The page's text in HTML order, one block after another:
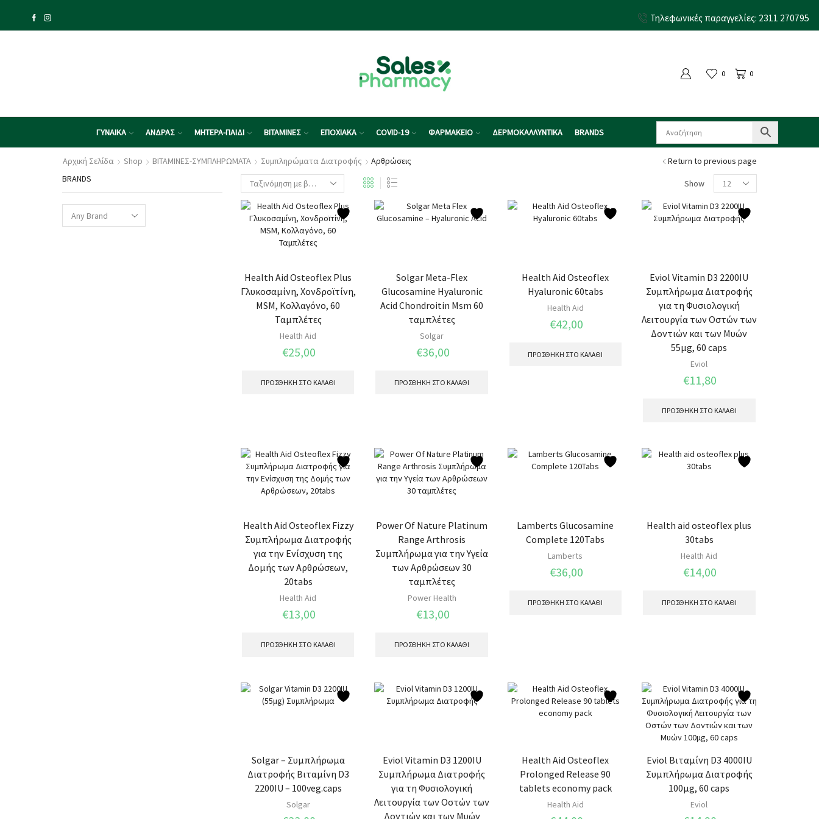
Τηλεφωνικές παραγγελίες: 2311 270795
0 0
ΓΥΝΑΙΚΑ ΑΝΔΡΑΣ ΜΗΤΕΡΑ-ΠΑΙΔΙ ΒΙΤΑΜΙΝΕΣ ΕΠΟΧΙΑΚΑ COVID-19 ΦΑΡΜΑΚΕΙΟ ΔΕΡΜΟΚΑΛΛΥΝΤΙΚΑ BRANDS
Αρχική Σελίδα Shop ΒΙΤΑΜΙΝΕΣ-ΣΥΜΠΛΗΡΩΜΑΤΑ Συμπληρώματα Διατροφής Αρθρώσεις Return to previous page
Show
Health Aid Osteoflex Plus
Γλυκοσαμίνη, Χονδροϊτίνη,
MSM, Κολλαγόνο, 60
Ταμπλέτες
Health Aid
€25,00
ΠΡΟΣΘΉΚΗ ΣΤΟ ΚΑΛΆΘΙ
Solgar Meta-Flex
Glucosamine Hyaluronic
Acid Chondroitin Msm 60
ταμπλέτες
Solgar
€36,00
ΠΡΟΣΘΉΚΗ ΣΤΟ ΚΑΛΆΘΙ
Health Aid Osteoflex
Hyaluronic 60tabs
Health Aid
€42,00
ΠΡΟΣΘΉΚΗ ΣΤΟ ΚΑΛΆΘΙ
Eviol Vitamin D3 2200IU
Συμπλήρωμα Διατροφής
για τη Φυσιολογική
Λειτουργία των Οστών των
Δοντιών και των Μυών
55μg, 60 caps
Eviol
€11,80
ΠΡΟΣΘΉΚΗ ΣΤΟ ΚΑΛΆΘΙ
Health Aid Οsteoflex Fizzy
Συμπλήρωμα Διατροφής
για την Ενίσχυση της
Δομής των Αρθρώσεων,
20tabs
Health Aid
€13,00
ΠΡΟΣΘΉΚΗ ΣΤΟ ΚΑΛΆΘΙ
Power Of Nature Platinum
Range Arthrosis
Συμπλήρωμα για την Υγεία
των Αρθρώσεων 30
ταμπλέτες
Power Health
€13,00
ΠΡΟΣΘΉΚΗ ΣΤΟ ΚΑΛΆΘΙ
Lamberts Glucosamine
Complete 120Tabs
Lamberts
€36,00
ΠΡΟΣΘΉΚΗ ΣΤΟ ΚΑΛΆΘΙ
Health aid osteoflex plus
30tabs
Health Aid
€14,00
ΠΡΟΣΘΉΚΗ ΣΤΟ ΚΑΛΆΘΙ
Solgar – Συμπλήρωμα
Διατροφής Βιταμίνη D3
2200IU – 100veg.caps
Solgar
Eviol Vitamin D3 1200IU
Συμπλήρωμα Διατροφής
για τη Φυσιολογική
Λειτουργία των Οστών των
Δοντιών και των Μυών
Health Aid Osteoflex
Prolonged Release 90
tablets economy pack
Health Aid
Eviol Βιταμίνη D3 4000IU
Συμπλήρωμα Διατροφής
100μg, 60 caps
Eviol
BRANDS